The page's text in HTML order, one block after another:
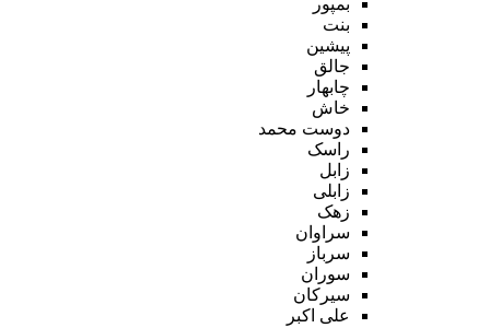
بنت
پیشین
جالق
چابهار
خاش
دوست محمد
راسک
زابل
زابلی
زهک
سراوان
سرباز
سوران
سیرکان
علی اکبر